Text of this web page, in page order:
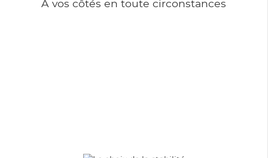
A vos côtés en toute circonstances